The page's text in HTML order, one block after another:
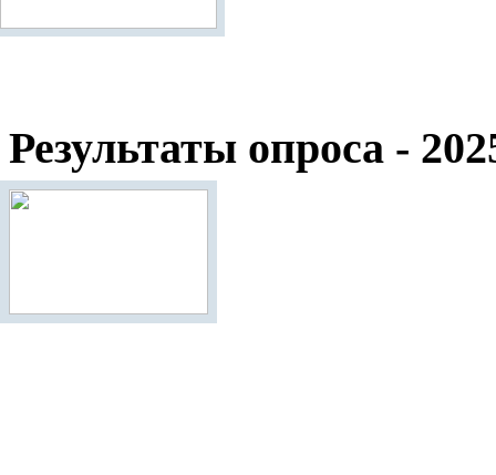
Результаты опроса -